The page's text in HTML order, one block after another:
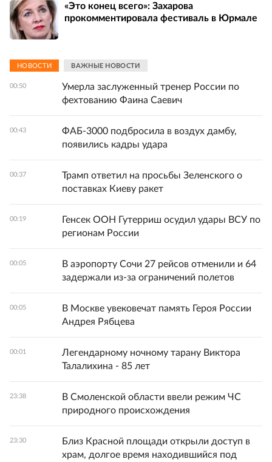
«Это конец всего»: Захарова
прокомментировала фестиваль в Юрмале
НОВОСТИ ВАЖНЫЕ НОВОСТИ
00:50
Умерла заслуженный тренер России по
фехтованию Фаина Саевич
00:43
ФАБ-3000 подбросила в воздух дамбу,
появились кадры удара
00:37
Трамп ответил на просьбы Зеленского о
поставках Киеву ракет
00:19
Генсек ООН Гутерриш осудил удары ВСУ по
регионам России
00:05
В аэропорту Сочи 27 рейсов отменили и 64
задержали из-за ограничений полетов
00:05
В Москве увековечат память Героя России
Андрея Рябцева
00:01
Легендарному ночному тарану Виктора
Талалихина - 85 лет
23:38
В Смоленской области ввели режим ЧС
природного происхождения
23:30
Близ Красной площади открыли доступ в
храм, долгое время находившийся под